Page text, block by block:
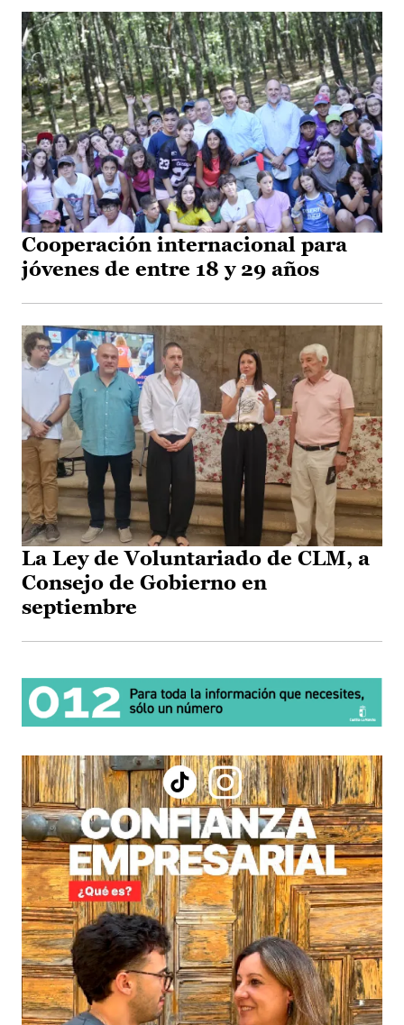
Cooperación internacional para
jóvenes de entre 18 y 29 años
La Ley de Voluntariado de CLM, a
Consejo de Gobierno en
septiembre